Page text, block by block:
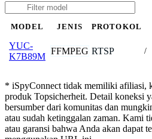
MODEL JENIS PROTOKOL
YUC-
K7B89M
FFMPEG RTSP /
* iSpyConnect tidak memiliki afiliasi,
produk Topsicherheit. Detail koneksi
bersumber dari komunitas dan
atau sudah ketinggalan zaman. Kami
atau garansi bahwa Anda akan dapat